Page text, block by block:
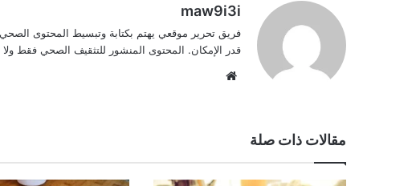
maw9i3i
فريق تحرير موقعي يهتم بكتابة وتبسيط المحتوى
قدر الإمكان. المحتوى المنشور للتثقيف الصحي فقط
مقالات ذات صلة